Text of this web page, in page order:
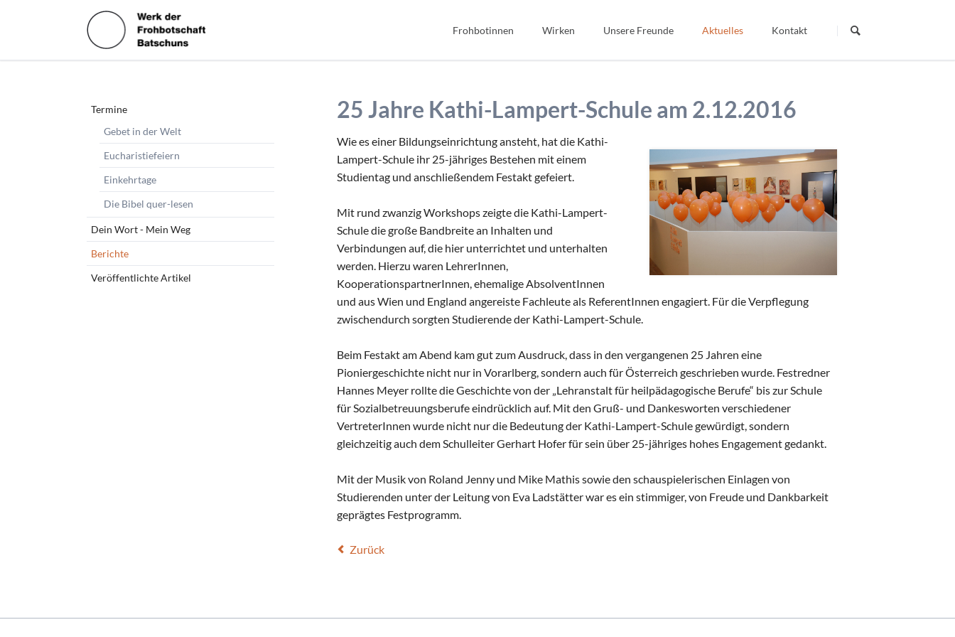
überspringen
Frohbotinnen
Wir Frohbotinnen
Frohbotin werden
Wirken
Fonds Sauerteig
Soziales
Gastfreundschaft
Interkulturell/Interreligiös
Unsere Freunde Aktuelles
Berichte
Kontakt
25 Jahre Kathi-Lampert-Schule am 2.12.2016
Wie es einer Bildungseinrichtung ansteht, hat die Kathi-
Lampert-Schule ihr 25-jähriges Bestehen mit einem
Studientag und anschließendem Festakt gefeiert.
Mit rund zwanzig Workshops zeigte die Kathi-Lampert-
Schule die große Bandbreite an Inhalten und
Verbindungen auf, die hier unterrichtet und unterhalten
werden. Hierzu waren LehrerInnen,
KooperationspartnerInnen, ehemalige AbsolventInnen
und aus Wien und England angereiste Fachleute als ReferentInnen engagiert. Für die Verpflegung
zwischendurch sorgten Studierende der Kathi-Lampert-Schule.
Beim Festakt am Abend kam gut zum Ausdruck, dass in den vergangenen 25 Jahren eine
Pioniergeschichte nicht nur in Vorarlberg, sondern auch für Österreich geschrieben wurde. Festredner
Hannes Meyer rollte die Geschichte von der „Lehranstalt für heilpädagogische Berufe“ bis zur Schule
für Sozialbetreuungsberufe eindrücklich auf. Mit den Gruß- und Dankesworten verschiedener
VertreterInnen wurde nicht nur die Bedeutung der Kathi-Lampert-Schule gewürdigt, sondern
gleichzeitig auch dem Schulleiter Gerhart Hofer für sein über 25-jähriges hohes Engagement gedankt.
Mit der Musik von Roland Jenny und Mike Mathis sowie den schauspielerischen Einlagen von
Studierenden unter der Leitung von Eva Ladstätter war es ein stimmiger, von Freude und Dankbarkeit
geprägtes Festprogramm.
Zurück
Navigation
Termine
Gebet in der Welt
Eucharistiefeiern
Einkehrtage
Die Bibel quer-lesen
Dein Wort - Mein Weg
Berichte
Veröffentlichte Artikel